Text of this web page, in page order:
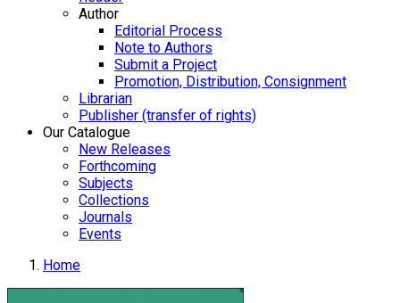
Author
Editorial Process
Note to Authors
Submit a Project
Promotion, Distribution, Consignment
Librarian
Publisher (transfer of rights)
Our Catalogue
New Releases
Forthcoming
Subjects
Collections
Journals
Events
Home